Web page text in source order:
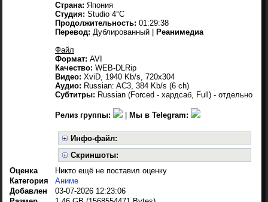
Страна: Япония
Студия: Studio 4°C
Продолжительность: 01:29:38
Перевод: Дублированный |
Реанимедиа
Файл
Формат: AVI
Качество: WEB-DLRip
Видео: XviD, 1940 Kb/s, 720x304
Аудио: Russian: AC3, 384 Kb/s (6 ch)
Субтитры: Russian (Forced - хардсаб, Full) - отдельно
Релиз группы: Мы в Telegram:
Инфо-файл:
Скриншоты:
Оценка
Никто ещё не поставил оценку
Категория
Аниме
Добавлен
03-07-2026 12:23:06